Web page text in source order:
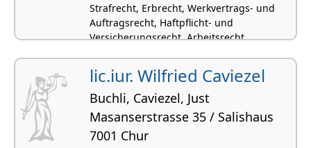
Strafrecht, Erbrecht, Werkvertrags- und
Auftragsrecht, Haftpflicht- und
Versicherungsrecht, Arbeitsrecht
lic.iur. Wilfried Caviezel
Buchli, Caviezel, Just
Masanserstrasse 35 / Salishaus
7001 Chur